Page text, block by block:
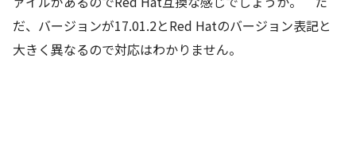
だ、バージョンが17.01.2とRed Hatのバージョン表記と
大きく異なるので対応はわかりません。